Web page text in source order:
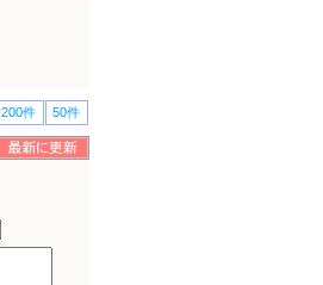
50件
200件